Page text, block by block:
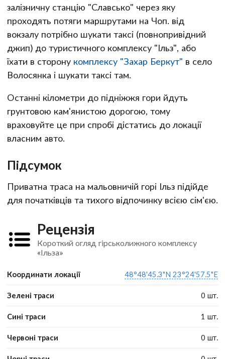
залізничну станцію "Славсько" через яку
проходять потяги маршрутами на Чоп. від
вокзалу потрібно шукати таксі (повнопривідний
джип) до туристичного комплексу "Ільз", або
їхати в сторону комплексу "Захар Беркут" в село
Волосянка і шукати таксі там.
Останні кілометри до підніжжя гори йдуть
грунтовою кам'янистою дорогою, тому
враховуйте це при спробі дістатись до локації
власним авто.
Підсумок
Приватна траса на мальовничій горі Ільз підійде
для початківців та тихого відпочинку всією сім'єю.
Рецензія
Короткий огляд гірськолижного комплексу
«Ільза»
Координати локації 48°48'45.3"N 23°24'57.5"E
Зелені траси 0 шт.
Сині траси 1 шт.
Червоні траси 0 шт.